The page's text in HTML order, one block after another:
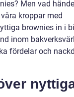
Men vad
kroppar med
brownies in i
inom
fördelar och